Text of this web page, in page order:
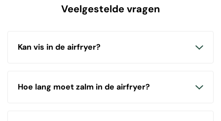
Veelgestelde vragen
Kan vis in de airfryer?
Hoe lang moet zalm in de airfryer?